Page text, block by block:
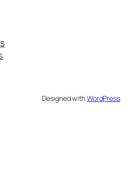
Designed withWordPress